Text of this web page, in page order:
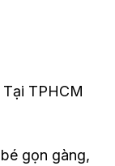
TPHCM
gọn gàng,